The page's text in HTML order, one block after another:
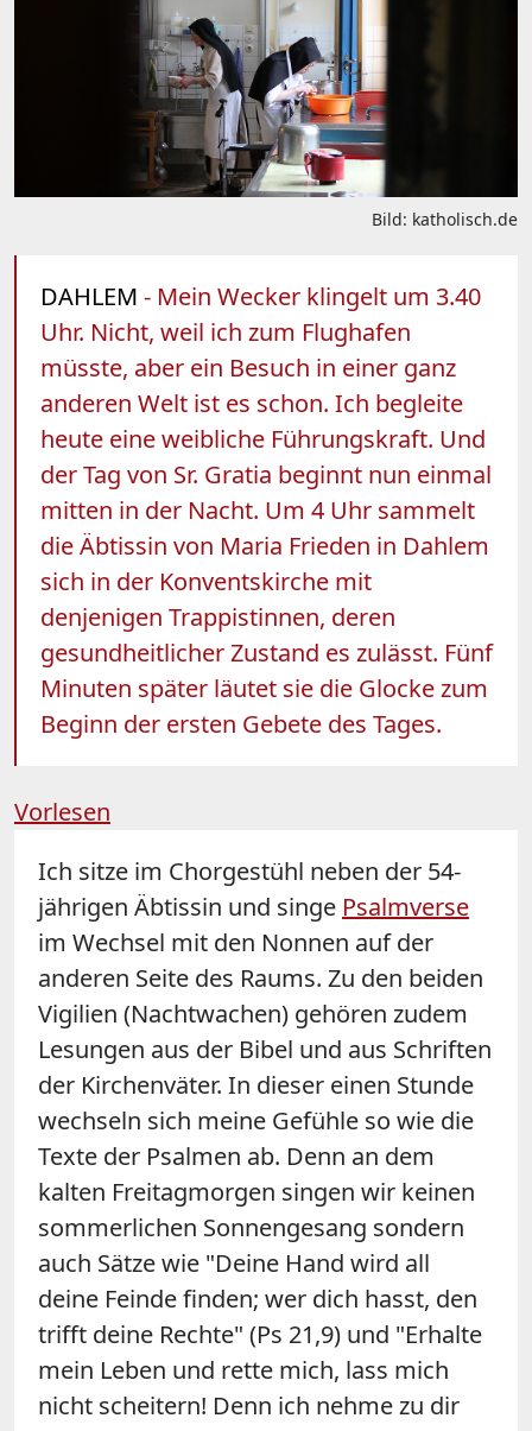
Bild: katholisch.de
DAHLEM - Mein Wecker klingelt um 3.40
Uhr. Nicht, weil ich zum Flughafen
müsste, aber ein Besuch in einer ganz
anderen Welt ist es schon. Ich begleite
heute eine weibliche Führungskraft. Und
der Tag von Sr. Gratia beginnt nun einmal
mitten in der Nacht. Um 4 Uhr sammelt
die Äbtissin von Maria Frieden in Dahlem
sich in der Konventskirche mit
denjenigen Trappistinnen, deren
gesundheitlicher Zustand es zulässt. Fünf
Minuten später läutet sie die Glocke zum
Beginn der ersten Gebete des Tages.
Vorlesen
Ich sitze im Chorgestühl neben der 54-
jährigen Äbtissin und singe Psalmverse
im Wechsel mit den Nonnen auf der
anderen Seite des Raums. Zu den beiden
Vigilien (Nachtwachen) gehören zudem
Lesungen aus der Bibel und aus Schriften
der Kirchenväter. In dieser einen Stunde
wechseln sich meine Gefühle so wie die
Texte der Psalmen ab. Denn an dem
kalten Freitagmorgen singen wir keinen
sommerlichen Sonnengesang sondern
auch Sätze wie "Deine Hand wird all
deine Feinde finden; wer dich hasst, den
trifft deine Rechte" (Ps 21,9) und "Erhalte
mein Leben und rette mich, lass mich
nicht scheitern! Denn ich nehme zu dir